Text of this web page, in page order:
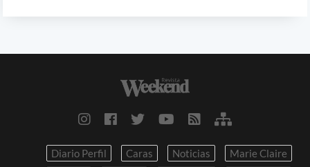
Diario Perfil Caras Noticias
Marie Claire